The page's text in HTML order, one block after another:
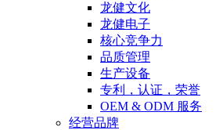
龙健文化
龙健电子
核心竞争力
品质管理
生产设备
专利，认证，荣誉
OEM & ODM 服务
经营品牌